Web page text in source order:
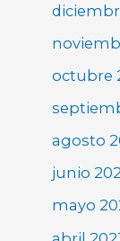
octubre
agosto
junio
mayo